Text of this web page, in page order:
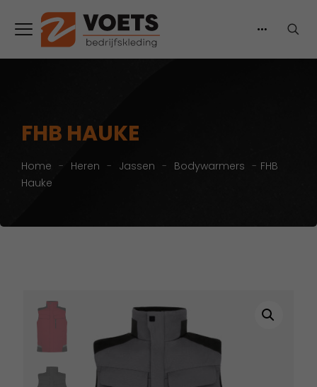
FHB HAUKE
Home - Heren - Jassen - Bodywarmers - FHB
Hauke